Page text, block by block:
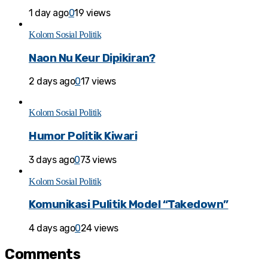
1 day ago019 views
Kolom Sosial Politik
Naon Nu Keur Dipikiran?
2 days ago017 views
Kolom Sosial Politik
Humor Politik Kiwari
3 days ago073 views
Kolom Sosial Politik
Komunikasi Pulitik Model “Takedown”
4 days ago024 views
Comments